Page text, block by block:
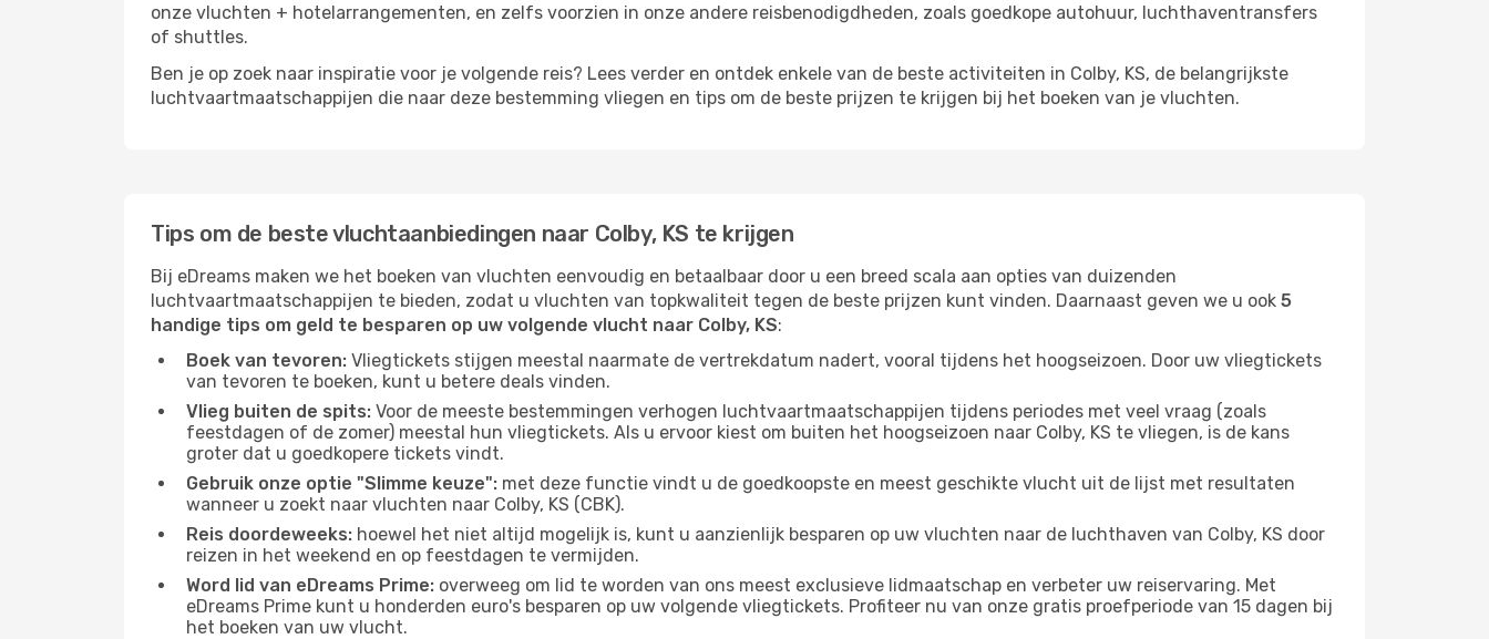
onze vluchten + hotelarrangementen, en zelfs voorzien in onze andere reisbenodigdheden, zoals goedkope autohuur, luchthaventransfers
of shuttles.
Ben je op zoek naar inspiratie voor je volgende reis? Lees verder en ontdek enkele van de beste activiteiten in Colby, KS, de belangrijkste
luchtvaartmaatschappijen die naar deze bestemming vliegen en tips om de beste prijzen te krijgen bij het boeken van je vluchten.
Tips om de beste vluchtaanbiedingen naar Colby, KS te krijgen
Bij eDreams maken we het boeken van vluchten eenvoudig en betaalbaar door u een breed scala aan opties van duizenden
luchtvaartmaatschappijen te bieden, zodat u vluchten van topkwaliteit tegen de beste prijzen kunt vinden. Daarnaast geven we u ook 5
handige tips om geld te besparen op uw volgende vlucht naar Colby, KS:
Boek van tevoren: Vliegtickets stijgen meestal naarmate de vertrekdatum nadert, vooral tijdens het hoogseizoen. Door uw vliegtickets
van tevoren te boeken, kunt u betere deals vinden.
Vlieg buiten de spits: Voor de meeste bestemmingen verhogen luchtvaartmaatschappijen tijdens periodes met veel vraag (zoals
feestdagen of de zomer) meestal hun vliegtickets. Als u ervoor kiest om buiten het hoogseizoen naar Colby, KS te vliegen, is de kans
groter dat u goedkopere tickets vindt.
Gebruik onze optie "Slimme keuze": met deze functie vindt u de goedkoopste en meest geschikte vlucht uit de lijst met resultaten
wanneer u zoekt naar vluchten naar Colby, KS (CBK).
Reis doordeweeks: hoewel het niet altijd mogelijk is, kunt u aanzienlijk besparen op uw vluchten naar de luchthaven van Colby, KS door
reizen in het weekend en op feestdagen te vermijden.
Word lid van eDreams Prime: overweeg om lid te worden van ons meest exclusieve lidmaatschap en verbeter uw reiservaring. Met
eDreams Prime kunt u honderden euro's besparen op uw volgende vliegtickets. Profiteer nu van onze gratis proefperiode van 15 dagen bij
het boeken van uw vlucht.